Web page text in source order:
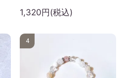
1,320円(税込)
4